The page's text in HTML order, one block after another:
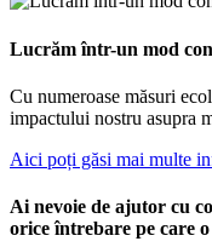
Lucrăm într-un mod
Cu numeroase măsuri
impactului nostru asupra
Aici poți găsi mai multe
Ai nevoie de ajutor cu
orice întrebare pe care